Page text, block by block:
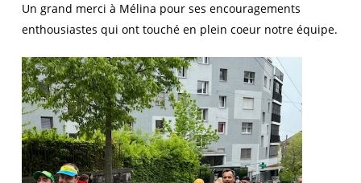
Un grand merci à Mélina pour ses encouragements
enthousiastes qui ont touché en plein coeur notre équipe.